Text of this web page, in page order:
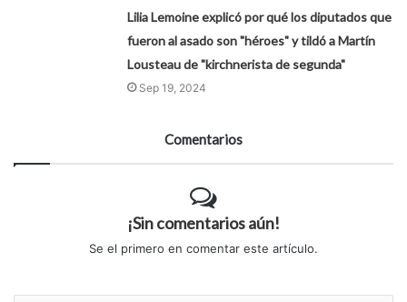
Lilia Lemoine explicó por qué los diputados que
fueron al asado son "héroes" y tildó a Martín
Lousteau de "kirchnerista de segunda"
Sep 19, 2024
Comentarios
¡Sin comentarios aún!
Se el primero en comentar este artículo.